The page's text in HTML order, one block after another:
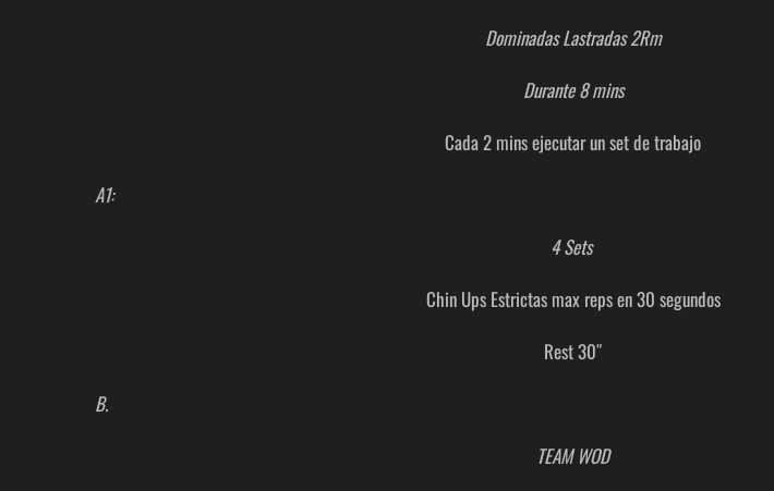
Dominadas Lastradas 2Rm
Durante 8 mins
Cada 2 mins ejecutar un set de trabajo
A1:
4 Sets
Chin Ups Estrictas max reps en 30 segundos
Rest 30″
B.
TEAM WOD